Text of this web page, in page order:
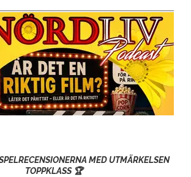
MED UTMÄRKELSEN
TOPPKLASS 🏆